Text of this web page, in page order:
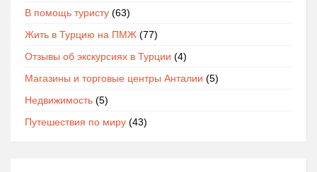
В помощь туристу (63)
Жить в Турцию на ПМЖ (77)
Отзывы об экскурсиях в Турции (4)
Магазины и торговые центры Анталии (5)
Недвижимость (5)
Путешествия по миру (43)